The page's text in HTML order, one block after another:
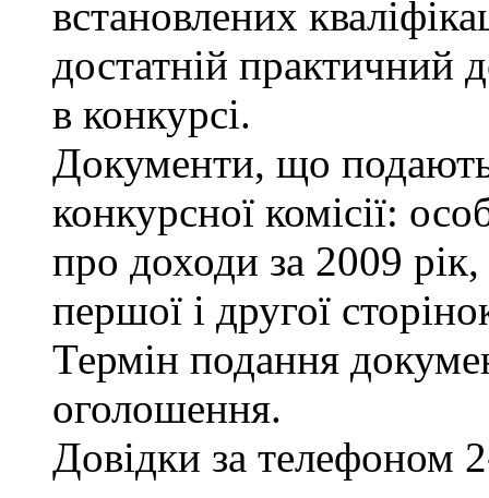
встановлених
достатній практичний
в конкурсі.
Документи, що
конкурсної комісії:
про доходи за 2009 рік,
першої і другої
Термін подання
оголошення.
Довідки за телефоном